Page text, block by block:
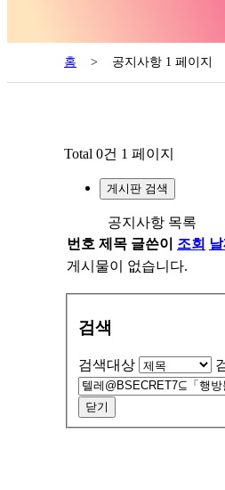
홈 > 공지사항 1 페이지
Total 0건 1 페이지
게시판 검색
공지사항 목록
번호 제목 글쓴이 조회
게시물이 없습니다.
검색
검색대상
닫기